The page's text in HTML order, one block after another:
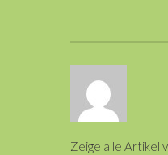
Zeige alle Artikel